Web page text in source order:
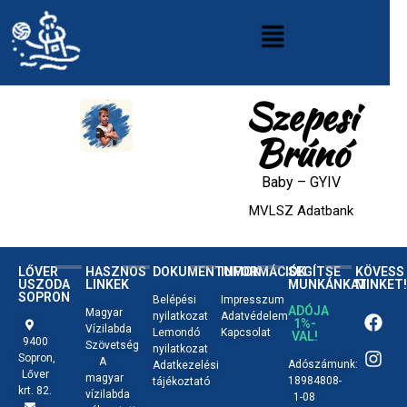
Szepesi
Brúnó
Baby– GYIV
MVLSZ Adatbank
LŐVER
USZODA
SOPRON
9400
Sopron,
Lőver
krt. 82.
HASZNOS
LINKEK
Magyar
Vízilabda
Szövetség
A
magyar
vízilabda
DOKUMENTUMOK
Belépési
nyilatkozat
Lemondó
nyilatkozat
Adatkezelési
tájékoztató
INFORMÁCIÓK
Impresszum
Adatvédelem
Kapcsolat
SEGÍTSE
MUNKÁNKAT
ADÓJA
1%-
VAL!
Adószámunk:
18984808-
1-08
KÖVESS
MINKET!